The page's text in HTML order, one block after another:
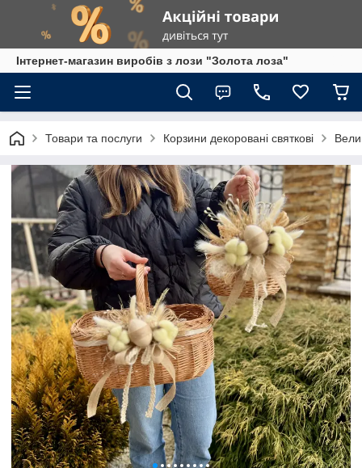
Інтернет-магазин виробів з лози "Золота лоза"
Товари та послуги Корзини декоровані святкові